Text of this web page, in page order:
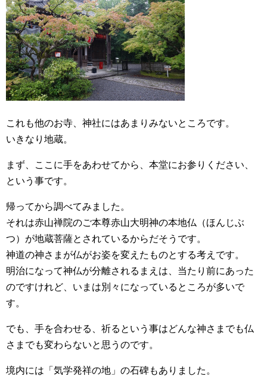
これも他のお寺、神社にはあまりみないところです。
いきなり地蔵。
まず、ここに手をあわせてから、本堂にお参りください、
という事です。
帰ってから調べてみました。
それは赤山禅院のご本尊赤山大明神の本地仏（ほんじぶ
つ）が地蔵菩薩とされているからだそうです。
神道の神さまが仏がお姿を変えたものとする考えです。
明治になって神仏が分離されるまえは、当たり前にあった
のですけれど、いまは別々になっているところが多いで
す。
でも、手を合わせる、祈るという事はどんな神さまでも仏
さまでも変わらないと思うのです。
境内には「気学発祥の地」の石碑もありました。